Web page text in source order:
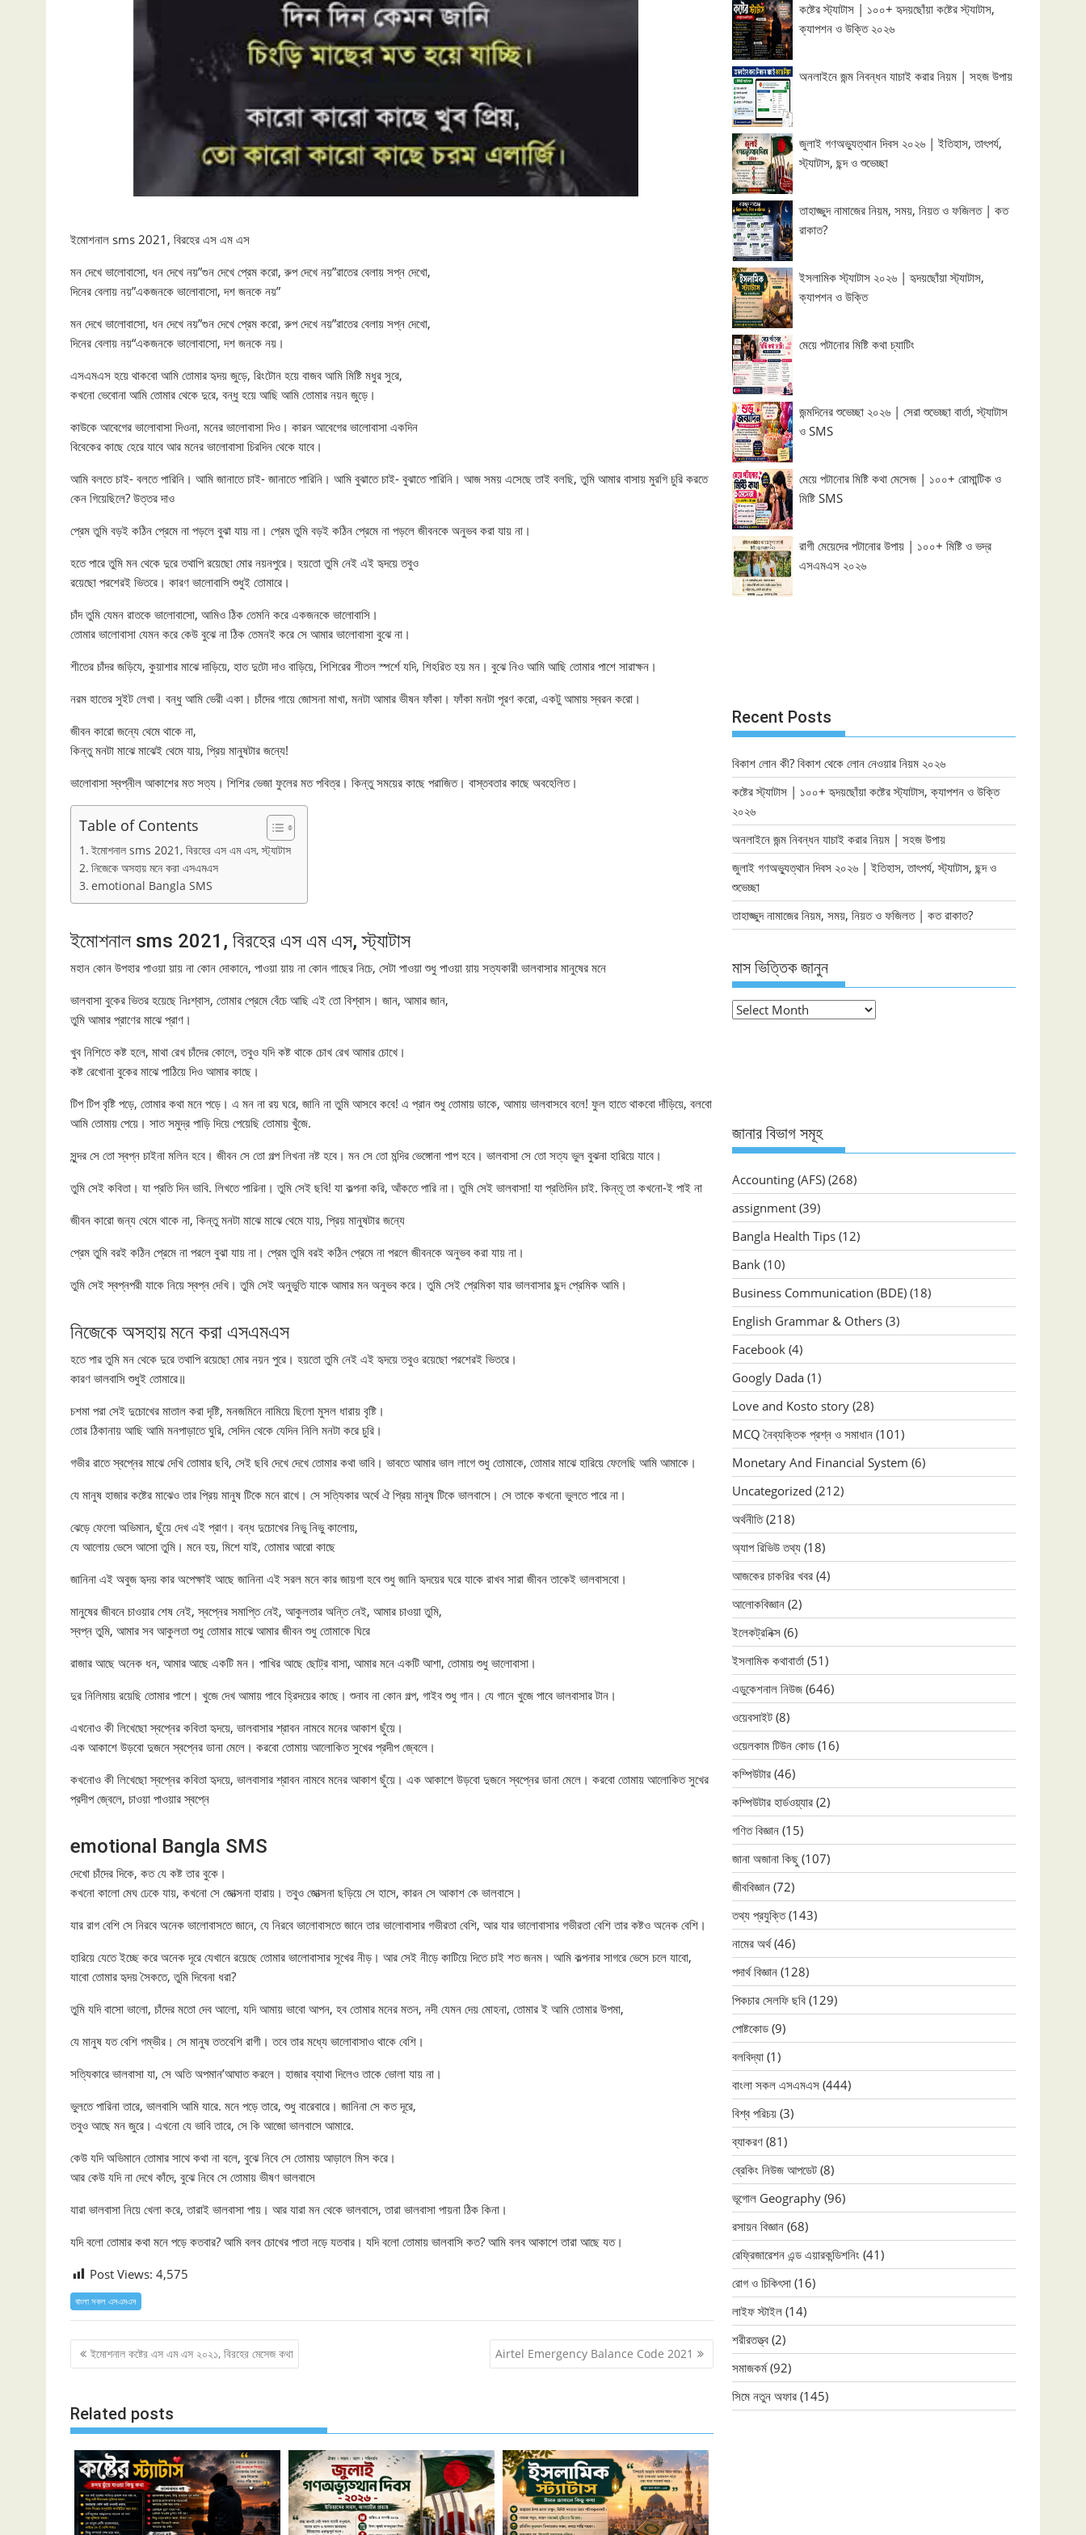
ইমোশনাল sms 2021, বিরহের এস এম এস
মন দেখে ভালোবাসো, ধন দেখে নয়”গুন দেখে প্রেম করো, রুপ দেখে নয়”রাতের বেলায় সপ্ন দেখো,
দিনের বেলায় নয়”একজনকে ভালোবাসো, দশ জনকে নয়”
মন দেখে ভালোবাসো, ধন দেখে নয়”গুন দেখে প্রেম করো, রুপ দেখে নয়”রাতের বেলায় সপ্ন দেখো,
দিনের বেলায় নয়“একজনকে ভালোবাসো, দশ জনকে নয়।
এসএমএস হয়ে থাকবো আমি তোমার হৃদয় জুড়ে, রিংটোন হয়ে বাজব আমি মিষ্টি মধুর সুরে,
কখনো ভেবোনা আমি তোমার থেকে দুরে, বন্ধু হয়ে আছি আমি তোমার নয়ন জুড়ে।
কাউকে আবেগের ভালোবাসা দিওনা, মনের ভালোবাসা দিও। কারন আবেগের ভালোবাসা একদিন
বিবেকের কাছে হেরে যাবে আর মনের ভালোবাসা চিরদিন থেকে যাবে।
আমি বলতে চাই- বলতে পারিনি। আমি জানাতে চাই- জানাতে পারিনি। আমি বুঝাতে চাই- বুঝাতে পারিনি। আজ সময় এসেছে তাই বলছি, তুমি আমার বাসায় মুরগি চুরি করতে
কেন গিয়েছিলে? উত্তর দাও
প্রেম তুমি বড়ই কঠিন প্রেমে না পড়লে বুঝা যায় না। প্রেম তুমি বড়ই কঠিন প্রেমে না পড়লে জীবনকে অনুভব করা যায় না।
হতে পারে তুমি মন থেকে দুরে তথাপি রয়েছো মোর নয়নপুরে। হয়তো তুমি নেই এই হৃদয়ে তবুও
রয়েছো পরশেরই ভিতরে। কারণ ভালোবাসি শুধুই তোমারে।
চাঁদ তুমি যেমন রাতকে ভালোবাসো, আমিও ঠিক তেমনি করে একজনকে ভালোবাসি।
তোমার ভালোবাসা যেমন করে কেউ বুঝে না ঠিক তেমনই করে সে আমার ভালোবাসা বুঝে না।
শীতের চাঁদর জড়িযে, কুয়াশার মাঝে দাড়িয়ে, হাত দুটো দাও বাড়িয়ে, শিশিরের শীতল স্পর্শে যদি, শিহরিত হয় মন। বুঝে নিও আমি আছি তোমার পাশে সারাক্ষন।
নরম হাতের সুইট লেখা। বন্ধু আমি ভেরী একা। চাঁদের গায়ে জোসনা মাখা, মনটা আমার ভীষন ফাঁকা। ফাঁকা মনটা পূরণ করো, একটু আমায় স্বরন করো।
জীবন কারো জন্যে থেমে থাকে না,
কিন্তু মনটা মাঝে মাঝেই থেমে যায়, প্রিয় মানুষটার জন্যে!
ভালোবাসা স্বপ্নীল আকাশের মত সত্য। শিশির ভেজা ফুলের মত পবিত্র। কিন্তু সময়ের কাছে পরাজিত। বাস্তবতার কাছে অবহেলিত।
Table of Contents
ইমোশনাল sms 2021, বিরহের এস এম এস, স্ট্যাটাস
নিজেকে অসহায় মনে করা এসএমএস
emotional Bangla SMS
ইমোশনাল sms 2021, বিরহের এস এম এস, স্ট্যাটাস
মহান কোন উপহার পাওয়া য়ায় না কোন দোকানে, পাওয়া য়ায় না কোন গাছের নিচে, সেটা পাওয়া শুধু পাওয়া য়ায় সত্যকারী ভালবাসার মানুষের মনে
ভালবাসা বুকের ভিতর হয়েছে নিঃশ্বাস, তোমার প্রেমে বেঁচে আছি এই তো বিশ্বাস। জান, আমার জান,
তুমি আমার প্রাণের মাঝে প্রাণ।
খুব নিশিতে কষ্ট হলে, মাথা রেখ চাঁদের কোলে, তবুও যদি কষ্ট থাকে চোখ রেখ আমার চোখে।
কষ্ট রেখোনা বুকের মাঝে পাঠিয়ে দিও আমার কাছে।
টিপ টিপ বৃষ্টি পড়ে, তোমার কথা মনে পড়ে। এ মন না রয় ঘরে, জানি না তুমি আসবে কবে! এ প্রান শুধু তোমায় ডাকে, আমায় ভালবাসবে বলে! ফুল হাতে থাকবো দাঁড়িয়ে, বলবো
আমি তোমায় পেয়ে। সাত সমুদ্র পাড়ি দিয়ে পেয়েছি তোমায় খুঁজে.
সুন্দর সে তো স্বপ্ন চাইনা মলিন হবে। জীবন সে তো গল্প লিখনা নষ্ট হবে। মন সে তো মন্দির ভেঙ্গোনা পাপ হবে। ভালবাসা সে তো সত্য ভুল বুঝনা হারিয়ে যাবে।
তুমি সেই কবিতা। যা প্রতি দিন ভাবি. লিখতে পারিনা। তুমি সেই ছবি! যা কল্পনা করি, আঁকতে পারি না। তুমি সেই ভালবাসা! যা প্রতিদিন চাই. কিন্তূ তা কখনো-ই পাই না
জীবন কারো জন্য থেমে থাকে না, কিন্তু মনটা মাঝে মাঝে থেমে যায়, প্রিয় মানুষটার জন্যে
প্রেম তুমি বরই কঠিন প্রেমে না পরলে বুঝা যায় না। প্রেম তুমি বরই কঠিন প্রেমে না পরলে জীবনকে অনুভব করা যায় না।
তুমি সেই স্বপ্নপরী যাকে নিয়ে স্বপ্ন দেখি। তুমি সেই অনুভুতি যাকে আমার মন অনুভব করে। তুমি সেই প্রেমিকা যার ভালবাসার ছন্দ প্রেমিক আমি।
নিজেকে অসহায় মনে করা এসএমএস
হতে পার তুমি মন থেকে দুরে তথাপি রয়েছো মোর নয়ন পুরে। হয়তো তুমি নেই এই হৃদয়ে তবুও রয়েছো পরশেরই ভিতরে।
কারণ ভালবাসি শুধুই তোমারে॥
চশমা পরা সেই দুচোখের মাতাল করা দৃষ্টি, মনজমিনে নামিয়ে ছিলো মুসল ধারায় বৃষ্টি।
তোর ঠিকানায় আছি আমি মনপাড়াতে ঘুরি, সেদিন থেকে যেদিন নিলি মনটা করে চুরি।
গভীর রাতে স্বপ্নের মাঝে দেখি তোমার ছবি, সেই ছবি দেখে দেখে তোমার কথা ভাবি। ভাবতে আমার ভাল লাগে শুধু তোমাকে, তোমার মাঝে হারিয়ে ফেলেছি আমি আমাকে।
যে মানুষ হাজার কষ্টের মাঝেও তার প্রিয় মানুষ টিকে মনে রাখে। সে সত্যিকার অর্থে ঐ প্রিয় মানুষ টিকে ভালবাসে। সে তাকে কখনো ভুলতে পারে না।
ঝেড়ে ফেলো অভিমান, ছুঁয়ে দেখ এই প্রাণ। বন্ধ দুচোখের নিভু নিভু কালোয়,
যে আলোয় ভেসে আসো তুমি। মনে হয়, মিশে যাই, তোমার আরো কাছে
জানিনা এই অবুজ হৃদয় কার অপেক্ষাই আছে জানিনা এই সরল মনে কার জায়গা হবে শুধু জানি হৃদয়ের ঘরে যাকে রাখব সারা জীবন তাকেই ভালবাসবো।
মানুষের জীবনে চাওয়ার শেষ নেই, স্বপ্নের সমাপ্তি নেই, আকুলতার অন্তি নেই, আমার চাওয়া তুমি,
স্বপ্ন তুমি, আমার সব আকুলতা শুধু তোমার মাঝে আমার জীবন শুধু তোমাকে ঘিরে
রাজার আছে অনেক ধন, আমার আছে একটি মন। পাখির আছে ছোট্র বাসা, আমার মনে একটি আশা, তোমায় শুধু ভালোবাসা।
দুর নিলিমায় রয়েছি তোমার পাশে। খুজে দেখ আমায় পাবে হ্রিদয়ের কাছে। শুনাব না কোন গল্প, গাইব শুধু গান। যে গানে খুজে পাবে ভালবাসার টান।
এখনোও কী লিখেছো স্বপ্নের কবিতা হৃদয়ে, ভালবাসার শ্রাবন নামবে মনের আকাশ ছুঁয়ে।
এক আকাশে উড়বো দুজনে স্বপ্নের ডানা মেলে। করবো তোমায় আলোকিত সুখের প্রদীপ জ্বেলে।
কখনোও কী লিখেছো স্বপ্নের কবিতা হৃদয়ে, ভালবাসার শ্রাবন নামবে মনের আকাশ ছুঁয়ে। এক আকাশে উড়বো দুজনে স্বপ্নের ডানা মেলে। করবো তোমায় আলোকিত সুখের
প্রদীপ জ্বেলে, চাওয়া পাওয়ার স্বপ্নে
emotional Bangla SMS
দেখো চাঁদের দিকে, কত যে কষ্ট তার বুকে।
কখনো কালো মেঘ ঢেকে যায়, কখনো সে জোত্সনা হারায়। তবুও জোত্সনা ছড়িয়ে সে হাসে, কারন সে আকাশ কে ভালবাসে।
যার রাগ বেশি সে নিরবে অনেক ভালোবাসতে জানে, যে নিরবে ভালোবাসতে জানে তার ভালোবাসার গভীরতা বেশি, আর যার ভালোবাসার গভীরতা বেশি তার কষ্টও অনেক বেশি।
হারিয়ে যেতে ইচ্ছে করে অনেক দূরে যেখানে রয়েছে তোমার ভালোবাসার সূখের নীড়। আর সেই নীড়ে কাটিয়ে দিতে চাই শত জনম। আমি কল্পনার সাগরে ভেসে চলে যাবো,
যাবো তোমার হৃদয় সৈকতে, তুমি দিবেনা ধরা?
তুমি যদি বাসো ভালো, চাঁদের মতো দেব আলো, যদি আমায় ভাবো আপন, হব তোমার মনের মতন, নদী যেমন দেয় মোহনা, তোমার ই আমি তোমার উপমা,
যে মানুষ যত বেশি গম্ভীর। সে মানুষ ততবেশি রাগী। তবে তার মধ্যে ভালোবাসাও থাকে বেশি।
সত্যিকারে ভালবাসা যা, সে অতি অপমান’আঘাত করলে। হাজার ব্যাথা দিলেও তাকে ভোলা যায় না।
ভুলতে পারিনা তারে, ভালবাসি আমি যারে. মনে পড়ে তারে, শুধু বারেবারে। জানিনা সে কত দূরে,
তবুও আছে মন জুরে। এখনো যে ভাবি তারে, সে কি আজো ভালবাসে আমারে.
কেউ যদি অভিমানে তোমার সাথে কথা না বলে, বুঝে নিবে সে তোমায় আড়ালে মিস করে।
আর কেউ যদি না দেখে কাঁদে, বুঝে নিবে সে তোমায় ভীষণ ভালবাসে
যারা ভালবাসা নিয়ে খেলা করে, তারাই ভালবাসা পায়। আর যারা মন থেকে ভালবাসে, তারা ভালবাসা পায়না ঠিক কিনা।
যদি বলো তোমার কথা মনে পড়ে কতবার? আমি বলব চোখের পাতা নড়ে যতবার। যদি বলো তোমায় ভালবাসি কত? আমি বলব আকাশে তারা আছে যত।
Post Views: 4,575
বাংলা সকল এসএমএস
Post
navigation
ইমোশনাল কষ্টের এস এম এস ২০২১, বিরহের মেসেজ কথা Airtel Emergency Balance Code 2021
Related posts
কষ্টের স্ট্যাটাস | ১০০+ হৃদয়ছোঁয়া কষ্টের স্ট্যাটাস,
ক্যাপশন ও উক্তি ২০২৬
অনলাইনে জন্ম নিবন্ধন যাচাই করার নিয়ম | সহজ উপায়
জুলাই গণঅভ্যুত্থান দিবস ২০২৬ | ইতিহাস, তাৎপর্য,
স্ট্যাটাস, ছন্দ ও শুভেচ্ছা
তাহাজ্জুদ নামাজের নিয়ম, সময়, নিয়ত ও ফজিলত | কত
রাকাত?
ইসলামিক স্ট্যাটাস ২০২৬ | হৃদয়ছোঁয়া স্ট্যাটাস,
ক্যাপশন ও উক্তি
মেয়ে পটানোর মিষ্টি কথা চ্যাটিং
জন্মদিনের শুভেচ্ছা ২০২৬ | সেরা শুভেচ্ছা বার্তা, স্ট্যাটাস
ও SMS
মেয়ে পটানোর মিষ্টি কথা মেসেজ | ১০০+ রোমান্টিক ও
মিষ্টি SMS
রাগী মেয়েদের পটানোর উপায় | ১০০+ মিষ্টি ও ভদ্র
এসএমএস ২০২৬
Recent Posts
বিকাশ লোন কী? বিকাশ থেকে লোন নেওয়ার নিয়ম ২০২৬
কষ্টের স্ট্যাটাস | ১০০+ হৃদয়ছোঁয়া কষ্টের স্ট্যাটাস, ক্যাপশন ও উক্তি
২০২৬
অনলাইনে জন্ম নিবন্ধন যাচাই করার নিয়ম | সহজ উপায়
জুলাই গণঅভ্যুত্থান দিবস ২০২৬ | ইতিহাস, তাৎপর্য, স্ট্যাটাস, ছন্দ ও
শুভেচ্ছা
তাহাজ্জুদ নামাজের নিয়ম, সময়, নিয়ত ও ফজিলত | কত রাকাত?
মাস ভিত্তিক জানুন
মাস
জানার বিভাগ সমূহ
Accounting (AFS) (268)
assignment (39)
Bangla Health Tips (12)
Bank (10)
Business Communication (BDE) (18)
English Grammar & Others (3)
Facebook (4)
Googly Dada (1)
Love and Kosto story (28)
MCQ নৈব্যক্তিক প্রশ্ন ও সমাধান (101)
Monetary And Financial System (6)
Uncategorized (212)
অর্থনীতি(218)
অ্যাপ রিভিউ তথ্য (18)
আজকের চাকরির খবর (4)
আলোকবিজ্ঞান (2)
ইলেকট্রনিক্স (6)
ইসলামিক কথাবার্তা (51)
এডুকেশনাল নিউজ (646)
ওয়েবসাইট (8)
ওয়েলকাম টিউন কোড (16)
কম্পিউটার (46)
কম্পিউটার হার্ডওয়্যার (2)
গণিত বিজ্ঞান (15)
জানা অজানা কিছু (107)
জীববিজ্ঞান (72)
তথ্য প্রযুক্তি(143)
নামের অর্থ(46)
পদার্থ বিজ্ঞান (128)
পিকচার সেলফি ছবি (129)
পোষ্টকোড (9)
বলবিদ্যা (1)
বাংলা সকল এসএমএস (444)
বিশ্ব পরিচয় (3)
ব্যাকরণ (81)
ব্রেকিং নিউজ আপডেট (8)
ভূগোল Geography (96)
রসায়ন বিজ্ঞান (68)
রেফ্রিজারেশন এন্ড এয়ারকন্ডিশনিং (41)
রোগ ও চিকিৎসা (16)
লাইফ স্টাইল (14)
শরীরতত্ত্ব (2)
সমাজকর্ম(92)
সিমে নতুন ‍অফার (145)